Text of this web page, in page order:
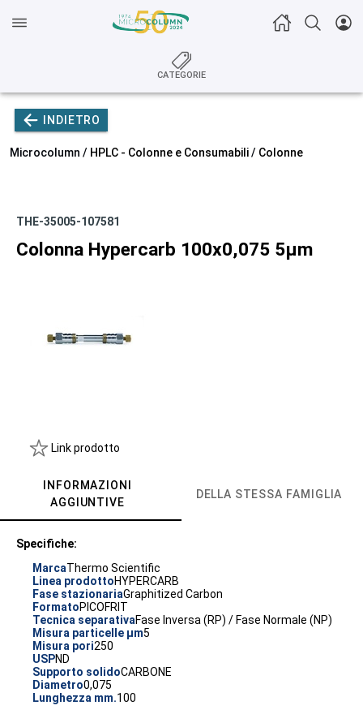
CATEGORIE
INDIETRO
Microcolumn / HPLC - Colonne e Consumabili/ Colonne
THE-35005-107581
Colonna Hypercarb 100x0,075 5µm
Link prodotto
INFORMAZIONI
AGGIUNTIVE
DELLA STESSA FAMIGLIA
Specifiche:
MarcaThermo Scientific
Linea prodottoHYPERCARB
Fase stazionariaGraphitized Carbon
FormatoPICOFRIT
Tecnica separativaFase Inversa (RP) / Fase Normale (NP)
Misura particelle µm5
Misura pori250
USPND
Supporto solidoCARBONE
Diametro0,075
Lunghezza mm.100